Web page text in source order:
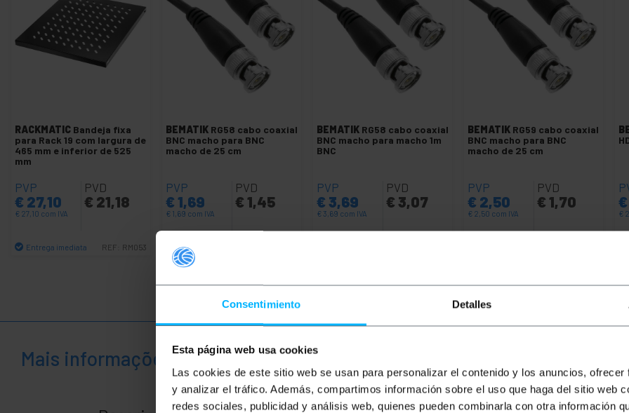
Consentimiento Detalles
Esta página web usa cookies
Las cookies de este sitio web se usan para personalizar el contenido y los anuncios,
y analizar el tráfico. Además, compartimos información sobre el uso que haga del sitio web
redes sociales, publicidad y análisis web, quienes pueden combinarla con otra información
RACKMATIC Bandeja fixa
para Rack 19 com largura de
465 mm e inferior de 525
mm
PVP
€ 27,10
€ 27,10 com IVA
PVD
€ 21,18
Entrega imediata REF: RM053
BEMATIK RG58 cabo coaxial
BNC macho para BNC
macho de 25 cm
PVP
€ 1,69
€ 1,69 com IVA
PVD
€ 1,45
Entrega imediata
BEMATIK RG58 cabo coaxial
BNC macho para macho 1m
BNC
PVP
€ 3,69
€ 3,69 com IVA
PVD
€ 3,07
BEMATIK RG59 cabo coaxial
BNC macho para BNC
macho de 25 cm
PVP
€ 2,50
€ 2,50 com IVA
PVD
€ 1,70 €
€
Mais informações